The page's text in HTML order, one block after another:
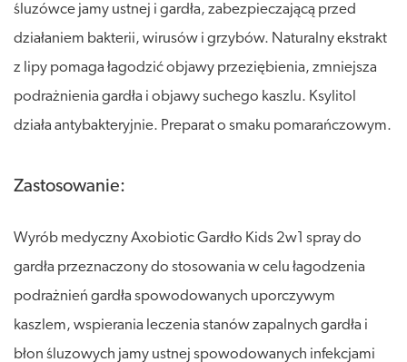
śluzówce jamy ustnej i gardła, zabezpieczającą przed
działaniem bakterii, wirusów i grzybów. Naturalny ekstrakt
z lipy pomaga łagodzić objawy przeziębienia, zmniejsza
podrażnienia gardła i objawy suchego kaszlu. Ksylitol
działa antybakteryjnie. Preparat o smaku pomarańczowym.
Zastosowanie:
Wyrób medyczny Axobiotic Gardło Kids 2w1 spray do
gardła przeznaczony do stosowania w celu łagodzenia
podrażnień gardła spowodowanych uporczywym
kaszlem, wspierania leczenia stanów zapalnych gardła i
błon śluzowych jamy ustnej spowodowanych infekcjami